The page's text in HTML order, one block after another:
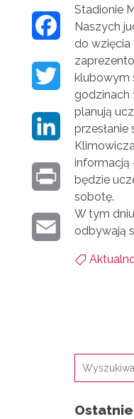
B
O
T
E
E
Stadionie
Naszych
do wzięcia
klubowym
godzinach
planują
przesłanie
informacją
będzie
sobotę.
W tym
odbywają
